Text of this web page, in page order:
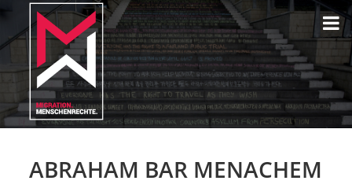
ABRAHAM BAR MENACHEM